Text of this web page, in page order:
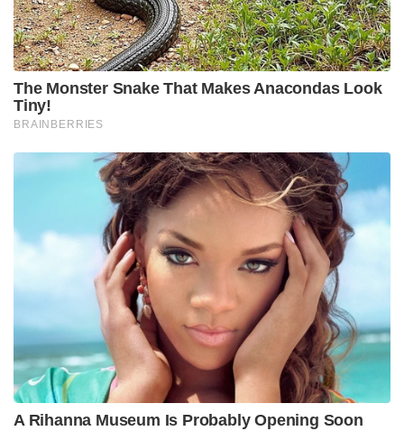
The Monster Snake That Makes Anacondas Look
Tiny!
BRAINBERRIES
A Rihanna Museum Is Probably Opening Soon